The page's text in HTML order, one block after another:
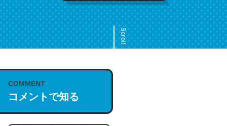
Scroll
COMMENT
コメントで知る
これは名文。彼はとてもクレバーなんだろうなと凄く思
う。英語少しでも読める人は原文もお勧め。自分はこの流
れ好き。Let’s Fucking Go. Then Covid hit. Shit.